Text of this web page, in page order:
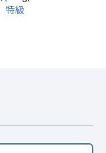
特級